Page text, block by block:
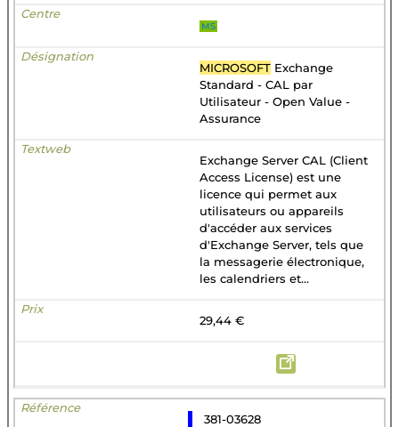
MS
MICROSOFT Exchange
Standard - CAL par
Utilisateur - Open Value -
Assurance
Exchange Server CAL (Client
Access License) est une
licence qui permet aux
utilisateurs ou appareils
d'accéder aux services
d'Exchange Server, tels que
la messagerie électronique,
les calendriers et...
29,44 €
381-03628